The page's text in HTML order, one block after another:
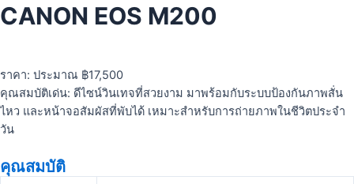
CANON EOS M200
ราคา: ประมาณ ฿17,500
คุณสมบัติเด่น: ดีไซน์วินเทจที่สวยงาม มาพร้อมกับระบบป้องกันภาพสั่น
ไหว และหน้าจอสัมผัสที่พับได้ เหมาะสำหรับการถ่ายภาพในชีวิตประจำ
วัน
คุณสมบัติ